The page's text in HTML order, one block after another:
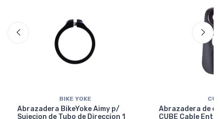
BIKE YOKE
Abrazadera BikeYoke Aimy p/
Sujecion de Tubo de Direccion 1
Abrazadera de
CUBE Cable